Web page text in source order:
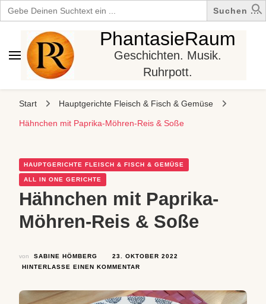
Search
for:
PhantasieRaum
Geschichten. Musik.
Ruhrpott.
Start Hauptgerichte Fleisch & Fisch & Gemüse
Hähnchen mit Paprika-Möhren-Reis & Soße
HAUPTGERICHTE FLEISCH & FISCH & GEMÜSE
ALL IN ONE GERICHTE
Hähnchen mit Paprika-
Möhren-Reis & Soße
von SABINE HÖMBERG
23. OKTOBER 2022
HINTERLASSE EINEN KOMMENTAR
PAPRIKA-